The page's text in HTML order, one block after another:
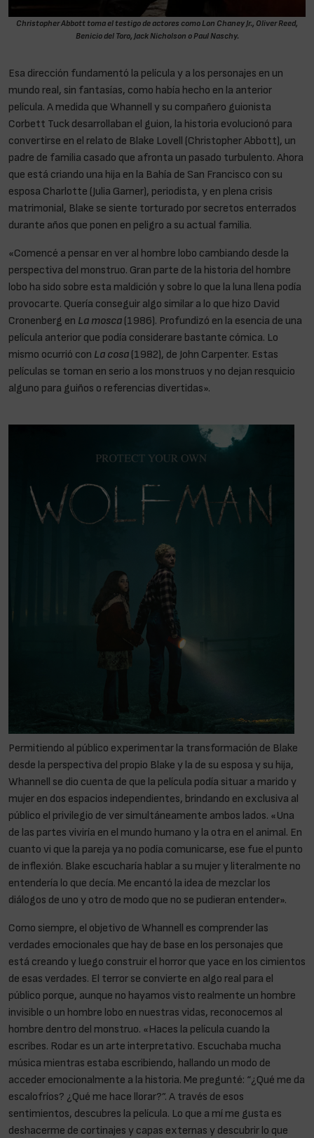
Christopher Abbott toma el testigo de actores como Lon Chaney Jr., Oliver Reed,
Benicio del Toro, Jack Nicholson o Paul Naschy.
Esa dirección fundamentó la película y a los personajes en un
mundo real, sin fantasías, como había hecho en la anterior
película. A medida que Whannell y su compañero guionista
Corbett Tuck desarrollaban el guion, la historia evolucionó para
convertirse en el relato de Blake Lovell (Christopher Abbott), un
padre de familia casado que afronta un pasado turbulento. Ahora
que está criando una hija en la Bahía de San Francisco con su
esposa Charlotte (Julia Garner), periodista, y en plena crisis
matrimonial, Blake se siente torturado por secretos enterrados
durante años que ponen en peligro a su actual familia.
«Comencé a pensar en ver al hombre lobo cambiando desde la
perspectiva del monstruo. Gran parte de la historia del hombre
lobo ha sido sobre esta maldición y sobre lo que la luna llena podía
provocarte. Quería conseguir algo similar a lo que hizo David
Cronenberg en La mosca (1986). Profundizó en la esencia de una
película anterior que podía considerare bastante cómica. Lo
mismo ocurrió con La cosa (1982), de John Carpenter. Estas
películas se toman en serio a los monstruos y no dejan resquicio
alguno para guiños o referencias divertidas».
Permitiendo al público experimentar la transformación de Blake
desde la perspectiva del propio Blake y la de su esposa y su hija,
Whannell se dio cuenta de que la película podía situar a marido y
mujer en dos espacios independientes, brindando en exclusiva al
público el privilegio de ver simultáneamente ambos lados. «Una
de las partes viviría en el mundo humano y la otra en el animal. En
cuanto vi que la pareja ya no podía comunicarse, ese fue el punto
de inflexión. Blake escucharía hablar a su mujer y literalmente no
entendería lo que decía. Me encantó la idea de mezclar los
diálogos de uno y otro de modo que no se pudieran entender».
Como siempre, el objetivo de Whannell es comprender las
verdades emocionales que hay de base en los personajes que
está creando y luego construir el horror que yace en los cimientos
de esas verdades. El terror se convierte en algo real para el
público porque, aunque no hayamos visto realmente un hombre
invisible o un hombre lobo en nuestras vidas, reconocemos al
hombre dentro del monstruo. «Haces la película cuando la
escribes. Rodar es un arte interpretativo. Escuchaba mucha
música mientras estaba escribiendo, hallando un modo de
acceder emocionalmente a la historia. Me pregunté: “¿Qué me da
escalofríos? ¿Qué me hace llorar?”. A través de esos
sentimientos, descubres la película. Lo que a mí me gusta es
deshacerme de cortinajes y capas externas y descubrir lo que